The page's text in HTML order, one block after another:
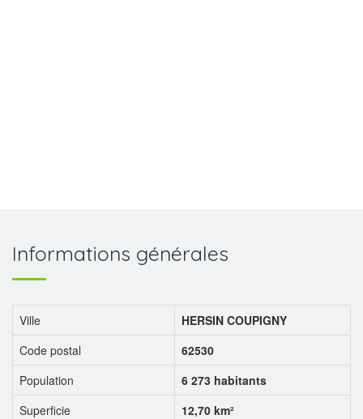
Informations générales
Ville
HERSIN COUPIGNY
Code postal
62530
Population
6 273 habitants
Superficie
12,70 km²